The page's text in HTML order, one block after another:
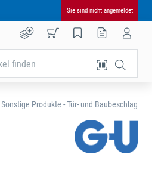
Sie sind nicht angemeldet
finden
Sonstige Produkte - Tür- und Baubeschlag